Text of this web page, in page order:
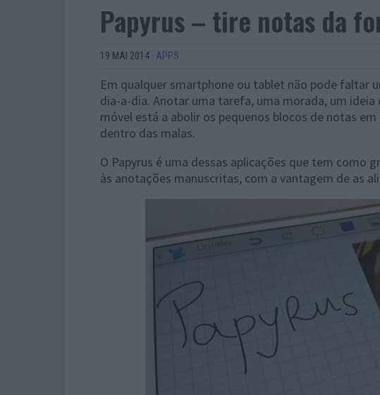
Papyrus – tire notas da
19 MAI 2014 · APPS
Em qualquer smartphone ou tablet não pode faltar
dia-a-dia. Anotar uma tarefa, uma morada, um
móvel está a abolir os pequenos blocos de notas
dentro das malas.
O Papyrus é uma dessas aplicações que tem como
às anotações manuscritas, com a vantagem de as